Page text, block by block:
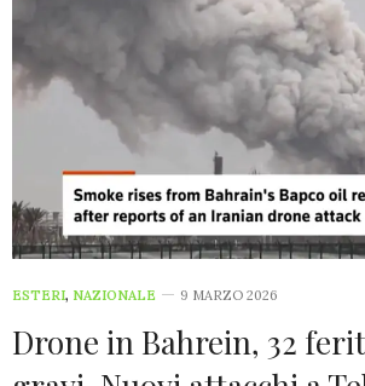
ESTERI, NAZIONALE 9 MARZO 2026
Drone in Bahrein, 32